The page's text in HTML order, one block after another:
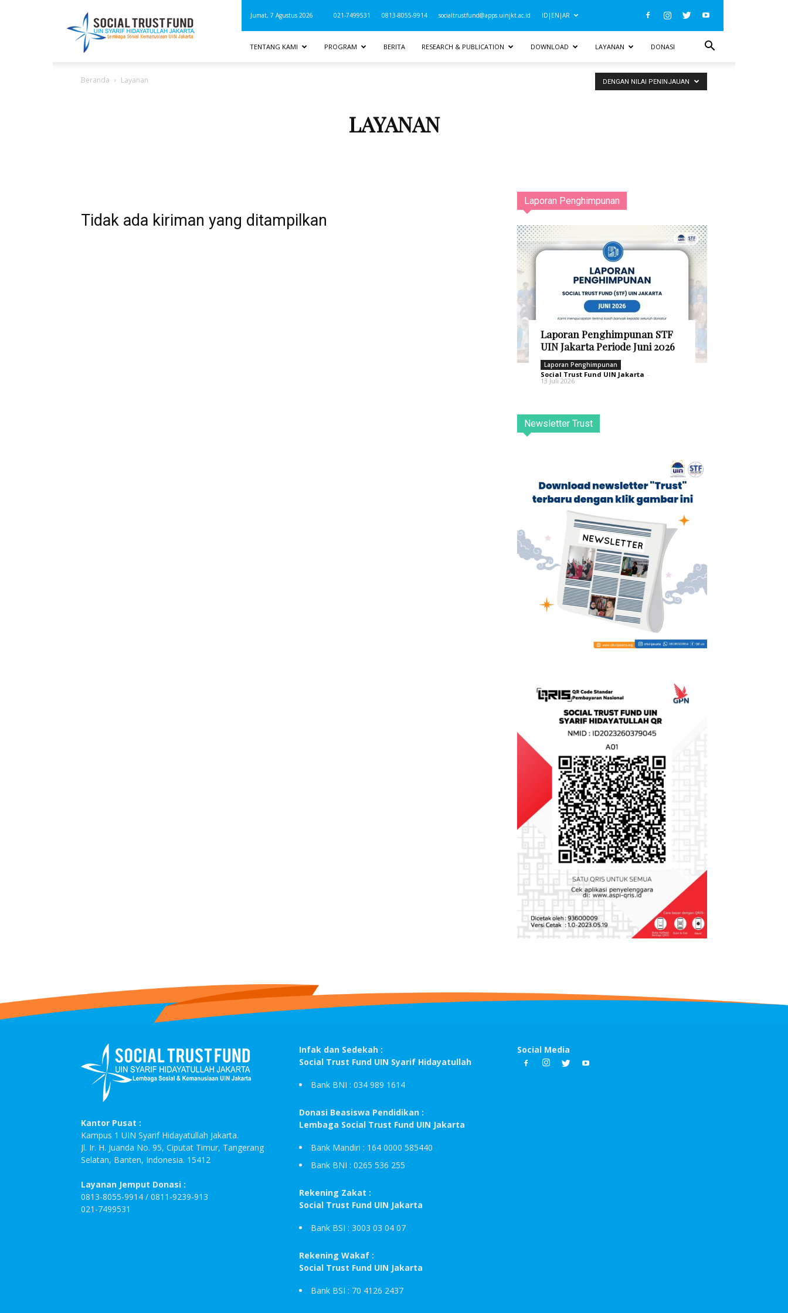
Jakarta
Jumat, 7 Agustus 2026 021-7499531 0813-8055-9914 socialtrustfund@apps.uinjkt.ac.id ID|EN|AR
TENTANG KAMI PROGRAM BERITA RESEARCH & PUBLICATION DOWNLOAD LAYANAN DONASI
Beranda Layanan
LAYANAN
DENGAN NILAI PENINJAUAN
Tidak ada kiriman yang ditampilkan
Laporan Penghimpunan
Laporan Penghimpunan STF
UIN Jakarta Periode Juni 2026
Laporan Penghimpunan
Social Trust Fund UIN Jakarta -
13 Juli 2026
Newsletter Trust
Kantor Pusat :
Kampus 1 UIN Syarif Hidayatullah Jakarta.
Jl. Ir. H. Juanda No. 95, Ciputat Timur, Tangerang
Selatan, Banten, Indonesia. 15412
Layanan Jemput Donasi :
0813-8055-9914 / 0811-9239-913
021-7499531
Infak dan Sedekah :
Social Trust Fund UIN Syarif Hidayatullah
Bank BNI : 034 989 1614
Donasi Beasiswa Pendidikan :
Lembaga Social Trust Fund UIN Jakarta
Bank Mandiri : 164 0000 585440
Bank BNI : 0265 536 255
Rekening Zakat :
Social Trust Fund UIN Jakarta
Bank BSI : 3003 03 04 07
Rekening Wakaf :
Social Trust Fund UIN Jakarta
Bank BSI : 70 4126 2437
Social Media